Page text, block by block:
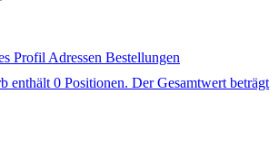
Profil Adressen Bestellungen
enthält 0 Positionen. Der Gesamtwert beträgt